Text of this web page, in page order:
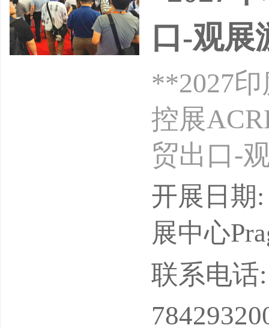
口-观展
**2027
控展
贸出口-
2-13展
年一届
司【励航
展补贴
开展日期
展中心
联系电话